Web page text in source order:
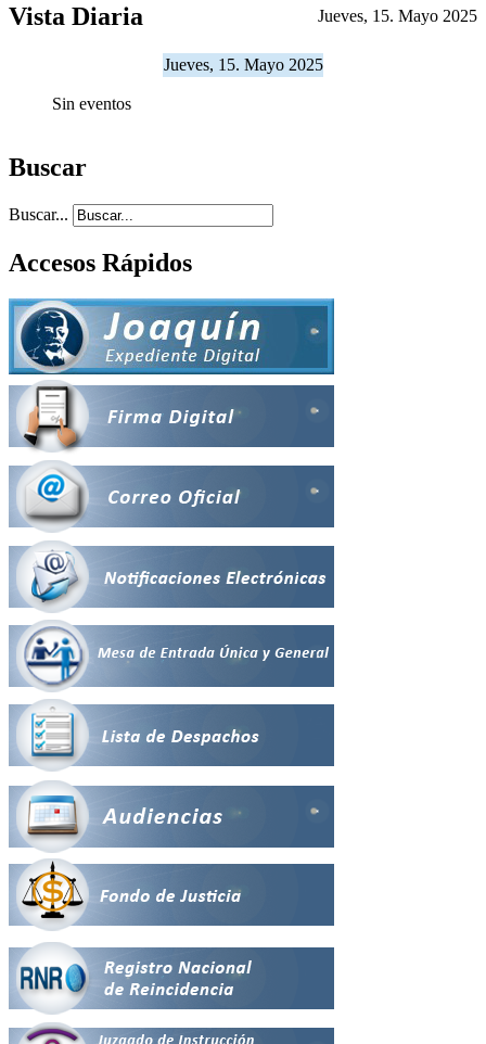
Vista Diaria Jueves, 15. Mayo 2025
Jueves, 15. Mayo 2025
Sin eventos
Buscar
Buscar...
Accesos Rápidos